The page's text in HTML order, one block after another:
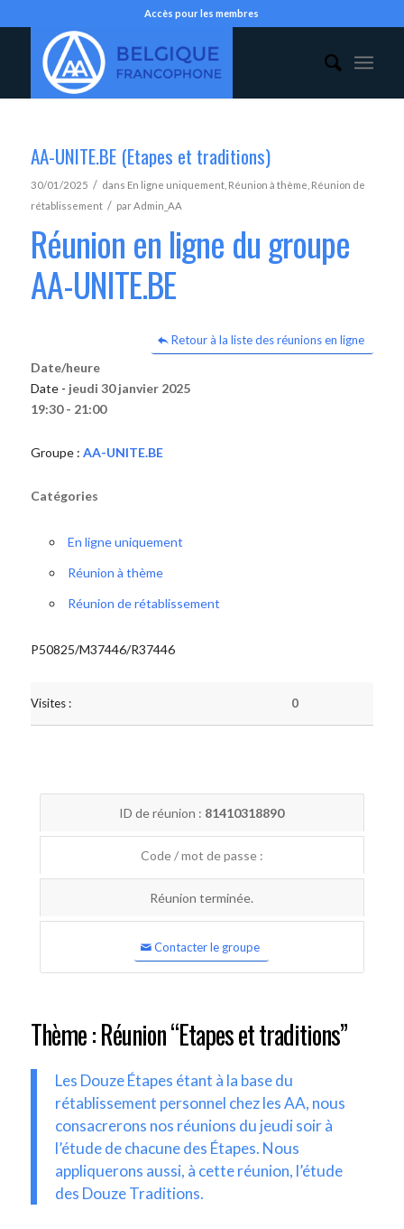
Accès pour les membres
AA-UNITE.BE (Etapes et traditions)
30/01/2025 / dans En ligne uniquement, Réunion à thème Réunion de
rétablissement / parAdmin_AA
Réunion en ligne du groupe
AA-UNITE.BE
Retour à la liste des réunions en ligne
Date/heure
Date - jeudi 30 janvier 2025
19:30 - 21:00
Groupe : AA-UNITE.BE
Catégories
En ligne uniquement
Réunion à thème
Réunion de rétablissement
P50825/M37446/R37446
Visites : 0
ID de réunion : 81410318890
Code / mot de passe :
Réunion terminée.
Contacter le groupe
Thème : Réunion “Etapes et traditions”
Les Douze Étapes étant à la base du
rétablissement personnel chez les AA, nous
consacrerons nos réunions du jeudi soir à
l’étude de chacune des Étapes. Nous
appliquerons aussi, à cette réunion, l’étude
des Douze Traditions.